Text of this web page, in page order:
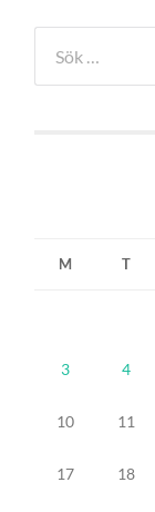
efter:
M T
3 4
10 11
17 18